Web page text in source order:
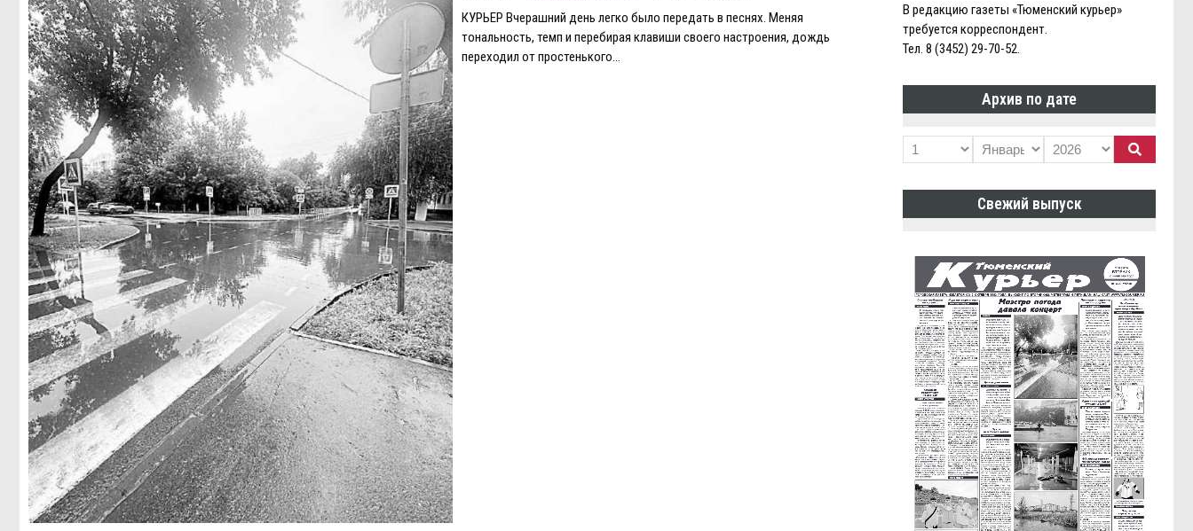
КУРЬEР Вчерашний день легко было передать в песнях. Меняя
тональность, темп и перебирая клавиши своего настроения, дождь
переходил от простенького…
В редакцию газеты «Тюменский курьер»
требуется корреспондент.
Тел. 8 (3452) 29-70-52.
Архив по дате
Свежий выпуск